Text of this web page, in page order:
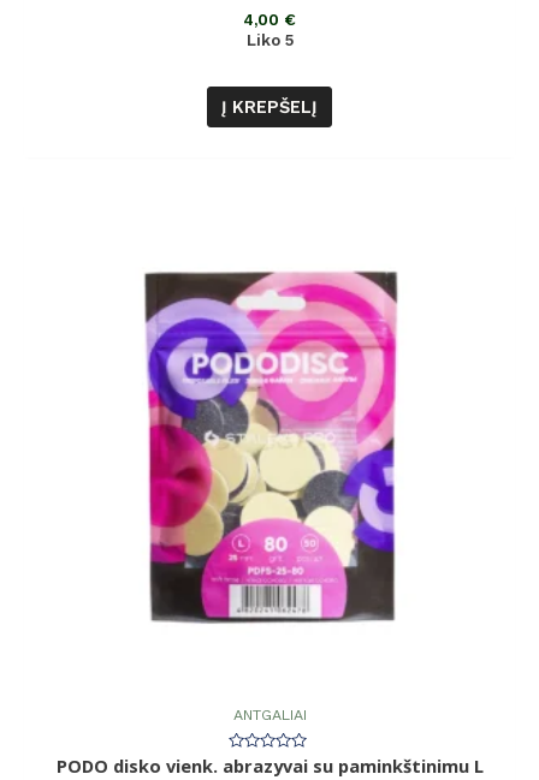
4,00 €
Liko 5
Į KREPŠELĮ
ANTGALIAI
Įvertinimas:
0
PODO disko vienk. abrazyvai su paminkštinimu L